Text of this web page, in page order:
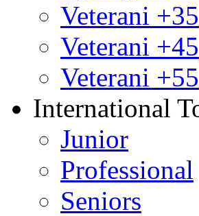
Veterani +35
Veterani +45
Veterani +55
International
Junior
Professional
Seniors